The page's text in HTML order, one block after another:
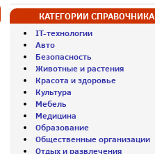
КАТЕГОРИИ СПРАВОЧНИКА
IT-технологии
Авто
Безопасность
Животные и растения
Красота и здоровье
Культура
Мебель
Медицина
Образование
Общественные организации
Отдых и развлечения